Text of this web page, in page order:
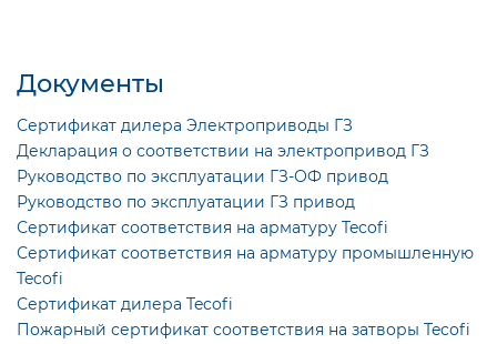
Документы
Сертификат дилера Электроприводы ГЗ
Декларация о соответствии на электропривод ГЗ
Руководство по эксплуатации ГЗ-ОФ привод
Руководство по эксплуатации ГЗ привод
Сертификат соответствия на арматуру Tecofi
Сертификат соответствия на арматуру промышленную
Tecofi
Сертификат дилера Tecofi
Пожарный сертификат соответствия на затворы Tecofi